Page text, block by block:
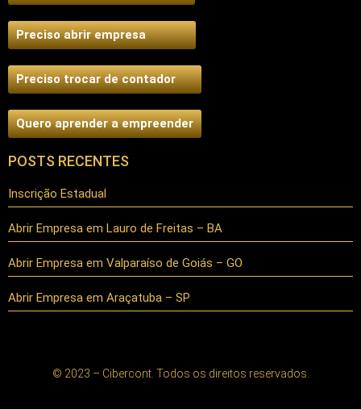
Preciso abrir empresa
Preciso trocar de contador
Quero aprender a empreender
POSTS RECENTES
Inscrição Estadual
Abrir Empresa em Lauro de Freitas – BA
Abrir Empresa em Valparaíso de Goiás – GO
Abrir Empresa em Araçatuba – SP
© 2023 – Cibercont. Todos os direitos reservados.